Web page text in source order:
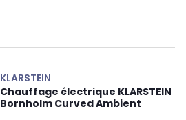
KLARSTEIN
Chauffage électrique KLARSTEIN
Bornholm Curved Ambient